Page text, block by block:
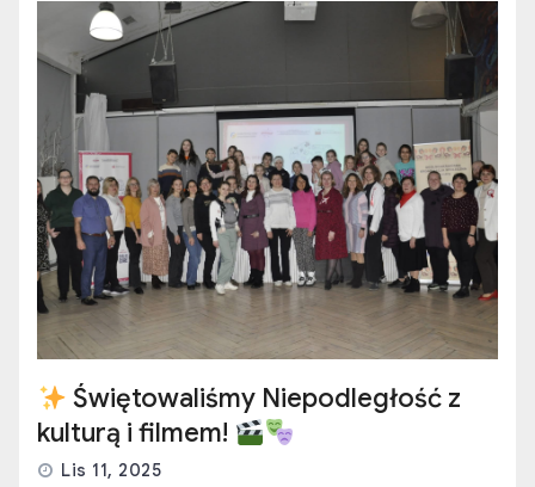
Świętowaliśmy Niepodległość z
kulturą i filmem!
Lis 11, 2025